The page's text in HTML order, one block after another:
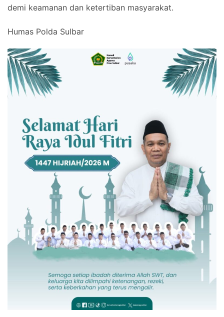
demi keamanan dan ketertiban masyarakat.
Humas Polda Sulbar